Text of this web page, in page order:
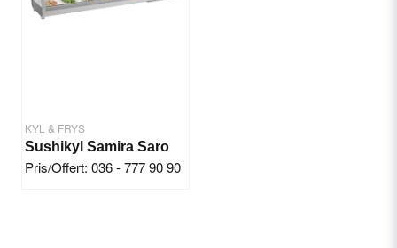
KYL & FRYS
Sushikyl Samira Saro
Pris/Offert: 036 - 777 90 90